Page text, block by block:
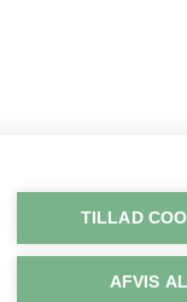
TILLAD
AFVIS